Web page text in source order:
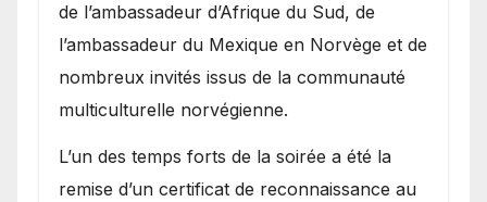
de l’ambassadeur d’Afrique du Sud, de
l’ambassadeur du Mexique en Norvège et de
nombreux invités issus de la communauté
multiculturelle norvégienne.
​L’un des temps forts de la soirée a été la
remise d’un certificat de reconnaissance au